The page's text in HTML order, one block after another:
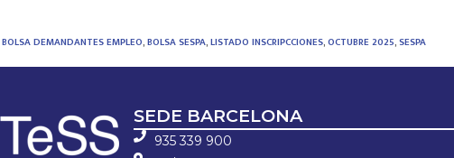
BOLSA DEMANDANTES EMPLEO,BOLSA SESPA,LISTADO INSCRIPCCIONES,OCTUBRE 2025,SESPA
SEDE BARCELONA
935 339 900